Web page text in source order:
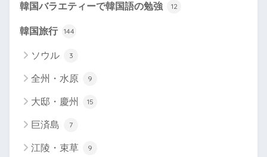
韓国バラエティーで韓国語の勉強 12
韓国旅行 144
ソウル 3
全州・水原 9
大邸・慶州 15
巨済島 7
江陵・束草 9